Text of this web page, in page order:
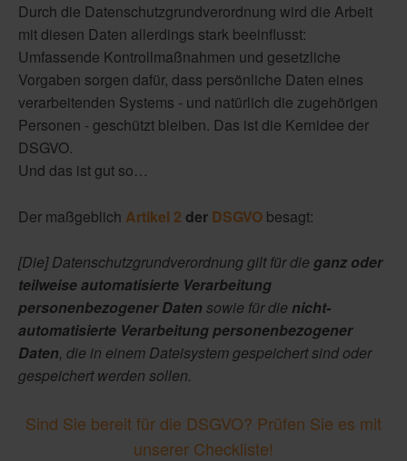
Durch die Datenschutzgrundverordnung wird die Arbeit
mit diesen Daten allerdings stark beeinflusst:
Umfassende Kontrollmaßnahmen und gesetzliche
Vorgaben sorgen dafür, dass persönliche Daten eines
verarbeitenden Systems - und natürlich die zugehörigen
Personen - geschützt bleiben. Das ist die Kernidee der
DSGVO.
Und das ist gut so…
Der maßgeblich Artikel 2 der DSGVO besagt:
[Die] Datenschutzgrundverordnung gilt für die ganz oder
teilweise automatisierte Verarbeitung
personenbezogener Daten sowie für die nicht-
automatisierte Verarbeitung personenbezogener
Daten, die in einem Dateisystem gespeichert sind oder
gespeichert werden sollen.
Sind Sie bereit für die DSGVO? Prüfen Sie es mit
unserer Checkliste!